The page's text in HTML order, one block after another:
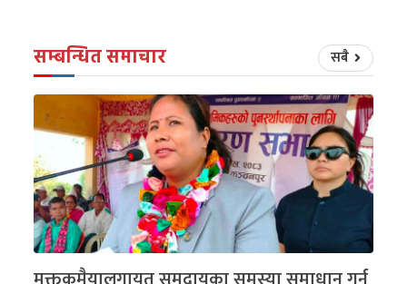
सम्बन्धित समाचार सबै